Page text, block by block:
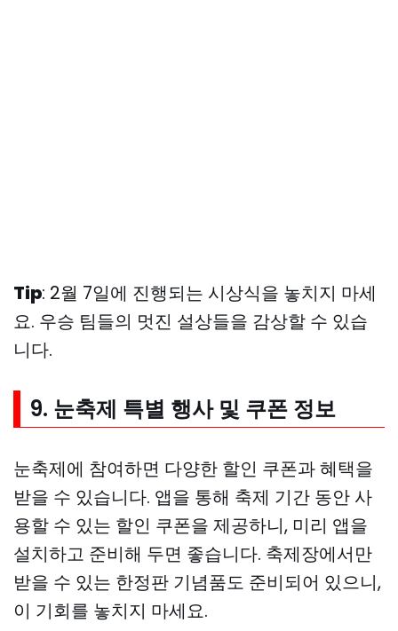
Tip: 2월 7일에 진행되는 시상식을 놓치지 마세
요. 우승 팀들의 멋진 설상들을 감상할 수 있습
니다.
9. 눈축제 특별 행사 및 쿠폰 정보
눈축제에 참여하면 다양한 할인 쿠폰과 혜택을
받을 수 있습니다. 앱을 통해 축제 기간 동안 사
용할 수 있는 할인 쿠폰을 제공하니, 미리 앱을
설치하고 준비해 두면 좋습니다. 축제장에서만
받을 수 있는 한정판 기념품도 준비되어 있으니,
이 기회를 놓치지 마세요.